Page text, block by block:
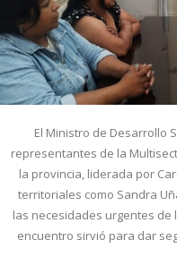
El Ministro de Desarrollo
representantes de la
la provincia, liderada por
territoriales como Sandra
las necesidades urgentes de
encuentro sirvió para dar